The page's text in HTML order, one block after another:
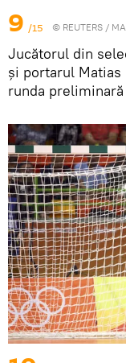
9 /15 © REUTERS /
Jucătorul din
și portarul Matias
runda